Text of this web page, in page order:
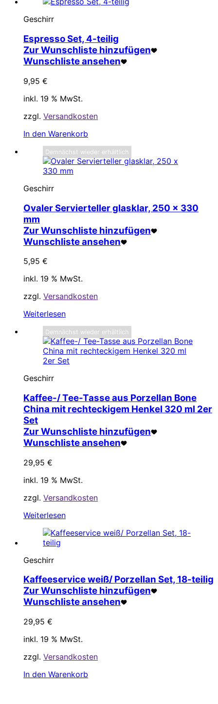
Geschirr
Espresso Set, 4-teilig
Zur Wunschliste hinzufügen
Wunschliste ansehen
9,95 €
inkl. 19 % MwSt.
zzgl. Versandkosten
In den Warenkorb
Demnächst wieder erhältlich
Geschirr
Ovaler Servierteller glasklar, 250 x 330
mm
Zur Wunschliste hinzufügen
Wunschliste ansehen
5,95 €
inkl. 19 % MwSt.
zzgl. Versandkosten
Weiterlesen
Demnächst wieder erhältlich
Geschirr
Kaffee-/ Tee-Tasse aus Porzellan Bone
China mit rechteckigem Henkel 320 ml 2er
Set
Zur Wunschliste hinzufügen
Wunschliste ansehen
29,95 €
inkl. 19 % MwSt.
zzgl. Versandkosten
Weiterlesen
Geschirr
Kaffeeservice weiß/ Porzellan Set, 18-teilig
Zur Wunschliste hinzufügen
Wunschliste ansehen
29,95 €
inkl. 19 % MwSt.
zzgl. Versandkosten
In den Warenkorb